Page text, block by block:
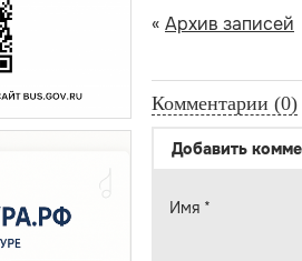
« Архив записей
Комментарии (0)
Добавить
Имя *